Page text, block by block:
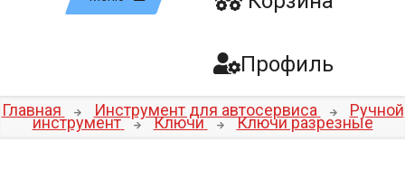
Профиль
Главная Инструмент для автосервиса Ручной
инструмент Ключи Ключи разрезные